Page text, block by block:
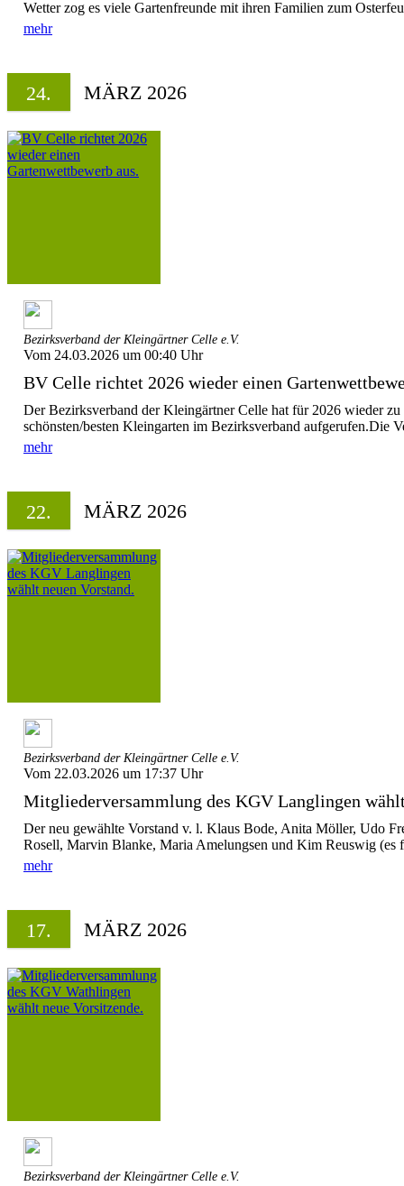
Wetter zog es viele Gartenfreunde mit ihren Familien zum
mehr
24. MÄRZ 2026
Bezirksverband der Kleingärtner Celle e.V.
Vom 24.03.2026 um 00:40 Uhr
BV Celle richtet 2026 wieder einen
Der Bezirksverband der Kleingärtner Celle hat für 2026 wieder
schönsten/besten Kleingarten im Bezirksverband aufgerufen.Die
mehr
22. MÄRZ 2026
Bezirksverband der Kleingärtner Celle e.V.
Vom 22.03.2026 um 17:37 Uhr
Mitgliederversammlung des KGV Langlingen
Der neu gewählte Vorstand v. l. Klaus Bode, Anita Möller, Udo
Rosell, Marvin Blanke, Maria Amelungsen und Kim Reuswig (es
mehr
17. MÄRZ 2026
Bezirksverband der Kleingärtner Celle e.V.